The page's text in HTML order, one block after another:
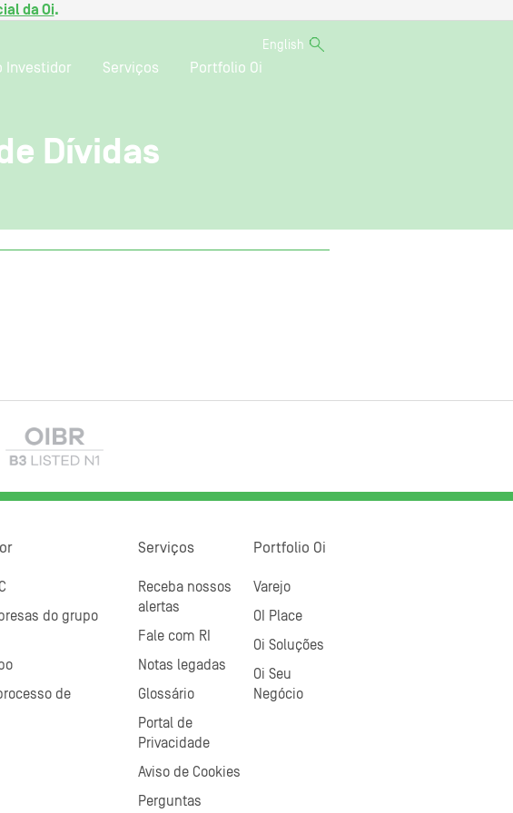
da Oi.
English
Investidor Serviços Portfolio Oi
Dívidas
do grupo
de
Serviços
Receba nossos
alertas
Fale com RI
Notas legadas
Glossário
Portal de
Privacidade
Aviso de Cookies
Perguntas
Portfolio Oi
Varejo
OI Place
Oi Soluções
Oi Seu
Negócio